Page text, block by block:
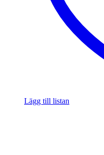
Lägg till listan